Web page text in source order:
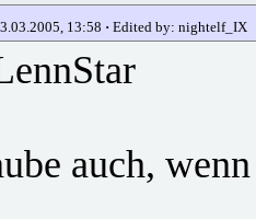
13:58 · Edited by: nightelf_IX
auch,